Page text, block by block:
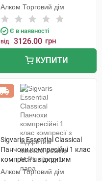
М long 1 пара
Алком Торговий дім
Є в наявності
від 3126.00 грн
КУПИТИ
Sigvaris Essential Classical
Панчохи компресійні 1 клас
компресії з відкритим
миском розмір М Plus long 1
пара
Алком Торговий дім